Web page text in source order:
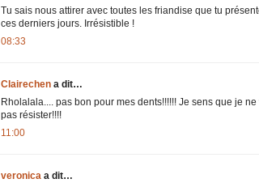
Tu sais nous attirer avec toutes les friandise que tu
ces derniers jours. Irrésistible !
08:33
Clairechen a dit…
Rholalala.... pas bon pour mes dents!!!!!! Je sens que je ne
pas résister!!!!
11:00
veronica a dit…